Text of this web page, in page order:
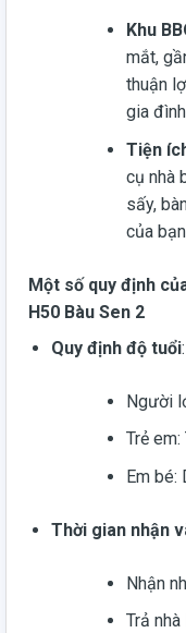
Khu
mắt,
thuận
gia
Tiện
cụ nhà
sấy,
của
Một số quy định
H50 Bàu Sen 2
Quy định độ tuổi:
Người
Trẻ
Em bé:
Thời gian nhận
Nhận
Trả